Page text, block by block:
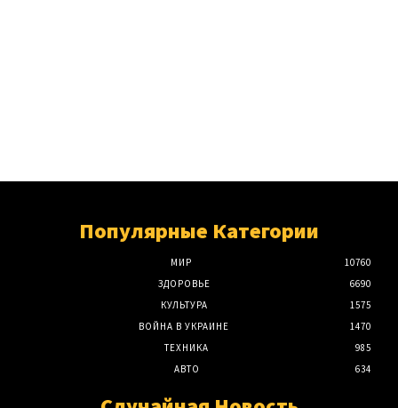
Популярные Категории
МИР
10760
ЗДОРОВЬЕ
6690
КУЛЬТУРА
1575
ВОЙНА В УКРАИНЕ
1470
ТЕХНИКА
985
АВТО
634